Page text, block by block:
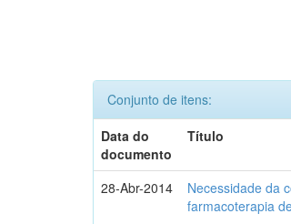
Conjunto de itens:
Data do
documento
Título
28-Abr-2014
Necessidade da
farmacoterapia